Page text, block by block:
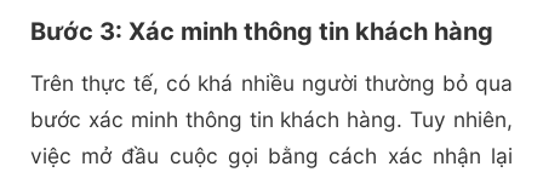
Bước 3: Xác minh thông tin khách hàng
Trên thực tế, có khá nhiều người thường bỏ qua
bước xác minh thông tin khách hàng. Tuy nhiên,
việc mở đầu cuộc gọi bằng cách xác nhận lại